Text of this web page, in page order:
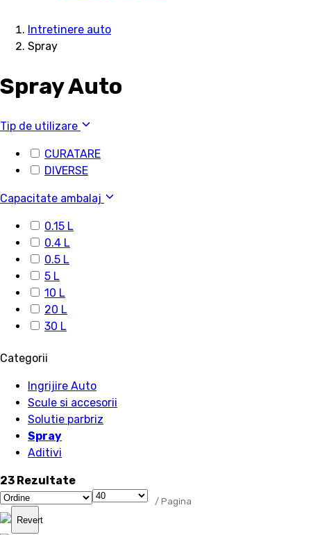
Intretinere auto
Spray
Spray Auto
Tip de utilizare
CURATARE
DIVERSE
Capacitate ambalaj
0.15 L
0.4 L
0.5 L
5 L
10 L
20 L
30 L
Categorii
Ingrijire Auto
Scule si accesorii
Solutie parbriz
Spray
Aditivi
23 Rezultate
/ Pagina
Revert